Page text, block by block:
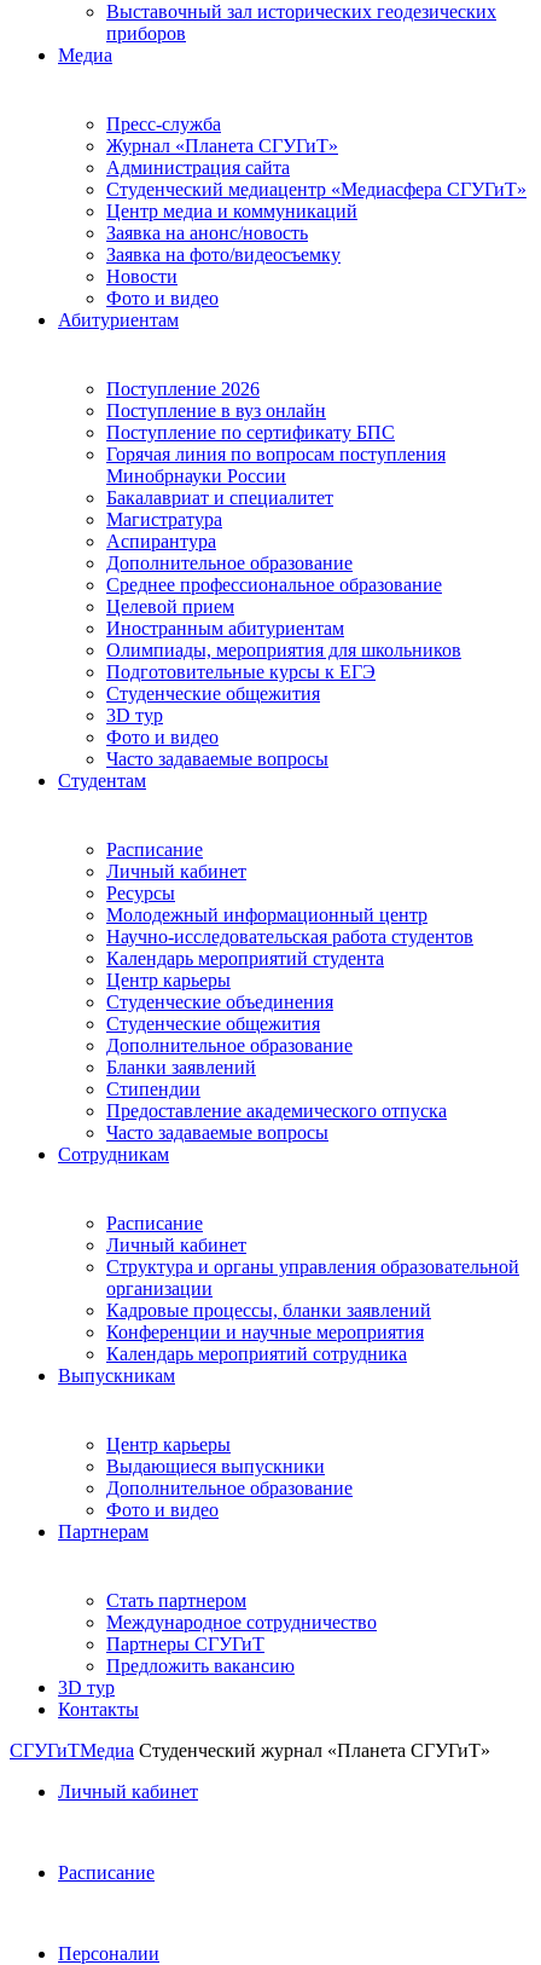
Выставочный зал исторических геодезических
приборов
Медиа
Пресс-служба
Журнал «Планета СГУГиТ»
Администрация сайта
Студенческий медиацентр «Медиасфера СГУГиТ»
Центр медиа и коммуникаций
Заявка на анонс/новость
Заявка на фото/видеосъемку
Новости
Фото и видео
Абитуриентам
Поступление 2026
Поступление в вуз онлайн
Поступление по сертификату БПС
Горячая линия по вопросам поступления
Минобрнауки России
Бакалавриат и специалитет
Магистратура
Аспирантура
Дополнительное образование
Среднее профессиональное образование
Целевой прием
Иностранным абитуриентам
Олимпиады, мероприятия для школьников
Подготовительные курсы к ЕГЭ
Студенческие общежития
3D тур
Фото и видео
Часто задаваемые вопросы
Студентам
Расписание
Личный кабинет
Ресурсы
Молодежный информационный центр
Научно-исследовательская работа студентов
Календарь мероприятий студента
Центр карьеры
Студенческие объединения
Студенческие общежития
Дополнительное образование
Бланки заявлений
Стипендии
Предоставление академического отпуска
Часто задаваемые вопросы
Сотрудникам
Расписание
Личный кабинет
Структура и органы управления образовательной
организации
Кадровые процессы, бланки заявлений
Конференции и научные мероприятия
Календарь мероприятий сотрудника
Выпускникам
Центр карьеры
Выдающиеся выпускники
Дополнительное образование
Фото и видео
Партнерам
Стать партнером
Международное сотрудничество
Партнеры СГУГиТ
Предложить вакансию
3D тур
Контакты
СГУГиТМедиа Студенческий журнал «Планета СГУГиТ»
Личный кабинет
Расписание
Персоналии